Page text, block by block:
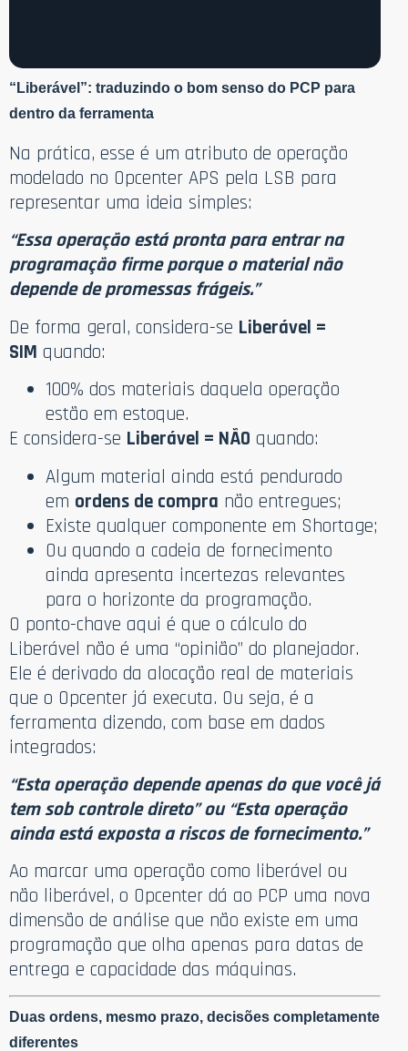
“Liberável”: traduzindo o bom senso do PCP para
dentro da ferramenta
Na prática, esse é um atributo de operação
modelado no Opcenter APS pela LSB para
representar uma ideia simples:
“Essa operação está pronta para entrar na
programação firme porque o material não
depende de promessas frágeis.”
De forma geral, considera-se Liberável =
SIM quando:
100% dos materiais daquela operação
estão em estoque.
E considera-se Liberável = NÃO quando:
Algum material ainda está pendurado
em ordens de compra não entregues;
Existe qualquer componente em Shortage;
Ou quando a cadeia de fornecimento
ainda apresenta incertezas relevantes
para o horizonte da programação.
O ponto-chave aqui é que o cálculo do
Liberável não é uma “opinião” do planejador.
Ele é derivado da alocação real de materiais
que o Opcenter já executa. Ou seja, é a
ferramenta dizendo, com base em dados
integrados:
“Esta operação depende apenas do que você já
tem sob controle direto” ou “Esta operação
ainda está exposta a riscos de fornecimento.”
Ao marcar uma operação como liberável ou
não liberável, o Opcenter dá ao PCP uma nova
dimensão de análise que não existe em uma
programação que olha apenas para datas de
entrega e capacidade das máquinas.
Duas ordens, mesmo prazo, decisões completamente
diferentes